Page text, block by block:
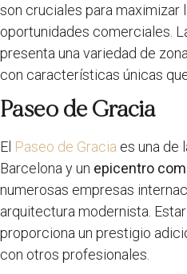
son cruciales para maximizar
oportunidades comerciales.
presenta una variedad de
con características únicas
Paseo de Gracia
El Paseo de Gracia es una de
Barcelona y un epicentro
numerosas empresas
arquitectura modernista.
proporciona un prestigio
con otros profesionales.